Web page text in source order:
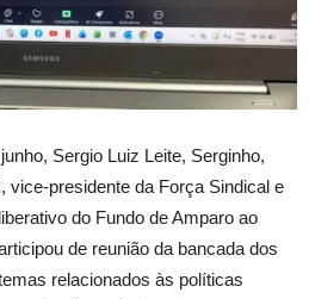
Sergio Luiz Leite, Serginho,
vice-presidente da Força Sindical e
do Fundo de Amparo ao
de reunião da bancada dos
relacionados às políticas